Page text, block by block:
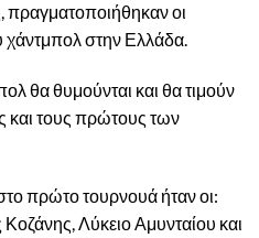
πραγματοποιήθηκαν οι
χάντμπολ στην Ελλάδα.
θα θυμούνται και θα τιμούν
και τους πρώτους των
πρώτο τουρνουά ήταν οι:
Λύκειο Αμυνταίου και